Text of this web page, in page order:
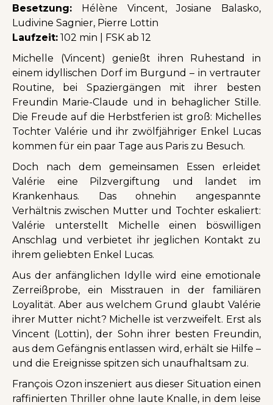
Besetzung: Hélène Vincent, Josiane Balasko,
Ludivine Sagnier, Pierre Lottin
Laufzeit: 102 min | FSK ab 12
Michelle (Vincent) genießt ihren Ruhestand in
einem idyllischen Dorf im Burgund – in vertrauter
Routine, bei Spaziergängen mit ihrer besten
Freundin Marie-Claude und in behaglicher Stille.
Die Freude auf die Herbstferien ist groß: Michelles
Tochter Valérie und ihr zwölfjähriger Enkel Lucas
kommen für ein paar Tage aus Paris zu Besuch.
Doch nach dem gemeinsamen Essen erleidet
Valérie eine Pilzvergiftung und landet im
Krankenhaus. Das ohnehin angespannte
Verhältnis zwischen Mutter und Tochter eskaliert:
Valérie unterstellt Michelle einen böswilligen
Anschlag und verbietet ihr jeglichen Kontakt zu
ihrem geliebten Enkel Lucas.
Aus der anfänglichen Idylle wird eine emotionale
Zerreißprobe, ein Misstrauen in der familiären
Loyalität. Aber aus welchem Grund glaubt Valérie
ihrer Mutter nicht? Michelle ist verzweifelt. Erst als
Vincent (Lottin), der Sohn ihrer besten Freundin,
aus dem Gefängnis entlassen wird, erhält sie Hilfe –
und die Ereignisse spitzen sich unaufhaltsam zu.
François Ozon inszeniert aus dieser Situation einen
raffinierten Thriller ohne laute Knalle, in dem leise